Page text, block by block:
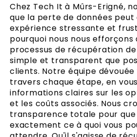
Chez Tech It à Mûrs-Erigné,
que la perte de données
expérience stressante et
pourquoi nous nous
processus de récupération
simple et transparent que
clients. Notre équipe dévouée
travers chaque étape, en
informations claires sur les
et les coûts associés. Nous
transparence totale pour que
exactement ce à quoi vous